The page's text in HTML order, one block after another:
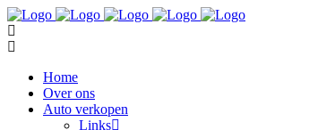
Home
Over ons
Auto verkopen
Links